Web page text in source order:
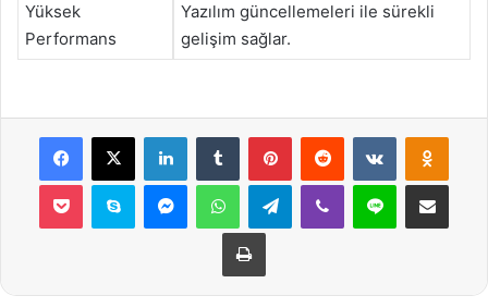
Yüksek
Performans
Yazılım güncellemeleri ile sürekli
gelişim sağlar.
Facebook
X LinkedInTumblr PinterestReddit VKontakte
Pocket Skype MessengerWhatsAppTelegramViber Line E-Posta ile
Yazdır